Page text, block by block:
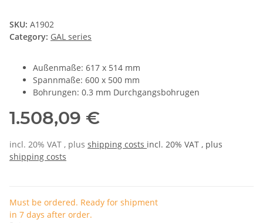
SKU: A1902
Category: GAL series
Außenmaße: 617 x 514 mm
Spannmaße: 600 x 500 mm
Bohrungen: 0.3 mm Durchgangsbohrugen
1.508,09 €
incl. 20% VAT , plus shipping costs incl. 20% VAT , plus
shipping costs
Must be ordered. Ready for shipment
in 7 days after order.